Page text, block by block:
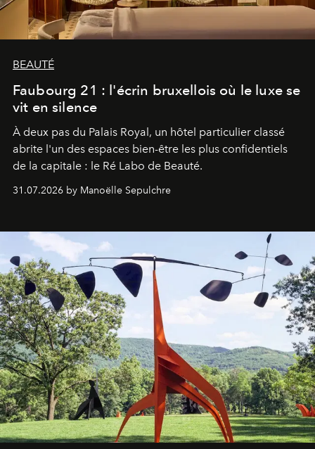
BEAUTÉ
Faubourg 21 : l'écrin bruxellois où le luxe se
vit en silence
À deux pas du Palais Royal, un hôtel particulier classé
abrite l'un des espaces bien-être les plus confidentiels
de la capitale : le Ré Labo de Beauté.
31.07.2026 by Manoëlle Sepulchre